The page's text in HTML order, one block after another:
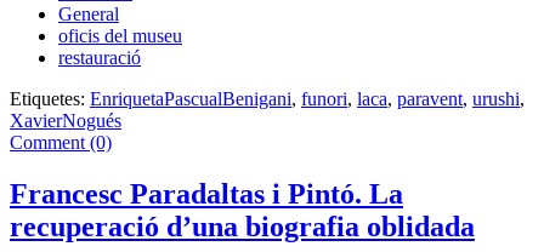
General
oficis del museu
restauració
Etiquetes: EnriquetaPascualBenigani, funori, laca, paravent, urushi,
XavierNogués
Comment (0)
Francesc Paradaltas i Pintó. La
recuperació d’una biografia oblidada